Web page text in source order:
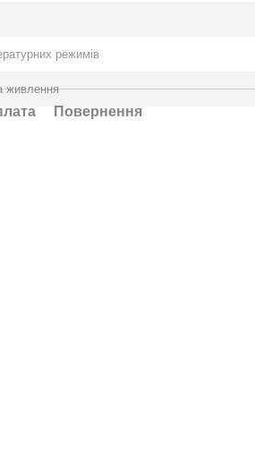
режимів
живлення
Повернення